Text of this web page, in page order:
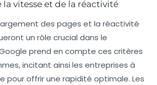
vitesse et de la réactivité
des pages et la réactivité
un rôle crucial dans le
prend en compte ces critères
incitant ainsi les entreprises à
pour offrir une rapidité optimale. Les